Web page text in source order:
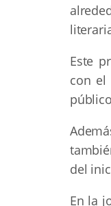
Este
con el
del
En la